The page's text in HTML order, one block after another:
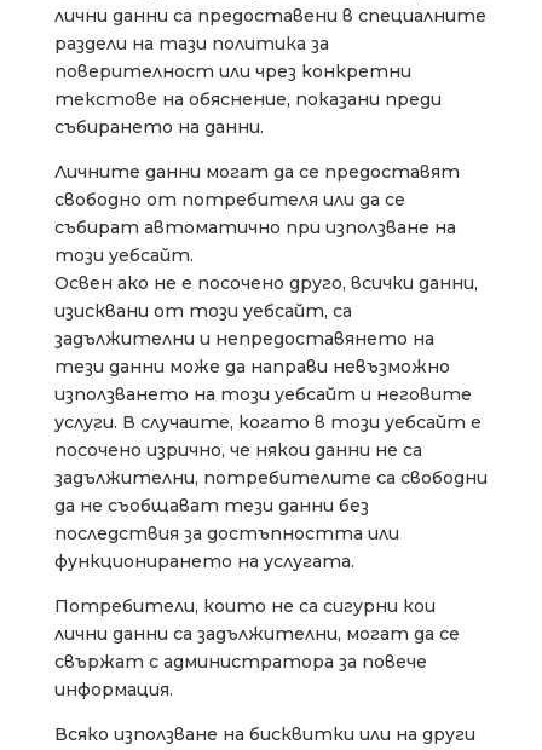
лични данни са предоставени в специалните
раздели на тази политика за
поверителност или чрез конкретни
текстове на обяснение, показани преди
събирането на данни.
Личните данни могат да се предоставят
свободно от потребителя или да се
събират автоматично при използване на
този уебсайт.
Освен ако не е посочено друго, всички данни,
изисквани от този уебсайт, са
задължителни и непредоставянето на
тези данни може да направи невъзможно
използването на този уебсайт и неговите
услуги. В случаите, когато в този уебсайт е
посочено изрично, че някои данни не са
задължителни, потребителите са свободни
да не съобщават тези данни без
последствия за достъпността или
функционирането на услугата.
Потребители, които не са сигурни кои
лични данни са задължителни, могат да се
свържат с администратора за повече
информация.
Всяко използване на бисквитки или на други